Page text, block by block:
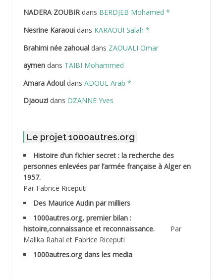
ABDELHAFID Lakhdar
ABDELLI Mohamed
ABDELLI Mohamed *
ABDELMOUMENE Ahmed
ABDESMED Mohamed ben Kaddour
ABDESSELAMI Kouider
ABDESSLEM Ahmed dit le Coiffeur
ABDOUDOU
NADERA ZOUBIRdans BERDJEB Mohamed *
Nesrine Karaouidans KARAOUI Salah *
Brahimi née zahoualdans ZAOUALI Omar
aymendans TAIBI Mohammed
Amara Adouldans ADOUL Arab *
Djaouzidans OZANNE Yves
Le projet 1000autres.org
Histoire d’un fichier secret : la recherche des
personnes enlevées par l’armée française à Alger en
1957.
Par Fabrice Riceputi
Des Maurice Audin par milliers
1000autres.org, premier bilan :
histoire,connaissance et reconnaissance.
Par
Malika Rahal et Fabrice Riceputi
1000autres.org dans les media